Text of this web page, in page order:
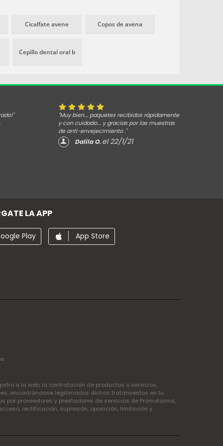
Cicalfate avene Copos de avena
Cepillo dental oral b
"Muy bien.... paquetes recibidos rápidamente
y con cuidado.... y gracias por las muestras
de anti-envejecimiento ."
Dalila O. el 22/1/21
LA APP
Play App Store
a la web, la contratación de productos o servicios,
encontrándose legitimados dichos tratamientos en tu
por proveedores y prestadores de servicios de Promofarma,
rectificación, supresión, oposición, limitación y